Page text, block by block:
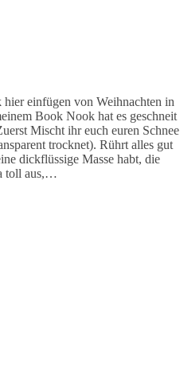
einfügen von Weihnachten in
Book Nook hat es geschneit
Mischt ihr euch euren Schnee
trocknet). Rührt alles gut
dickflüssige Masse habt, die
toll aus,…